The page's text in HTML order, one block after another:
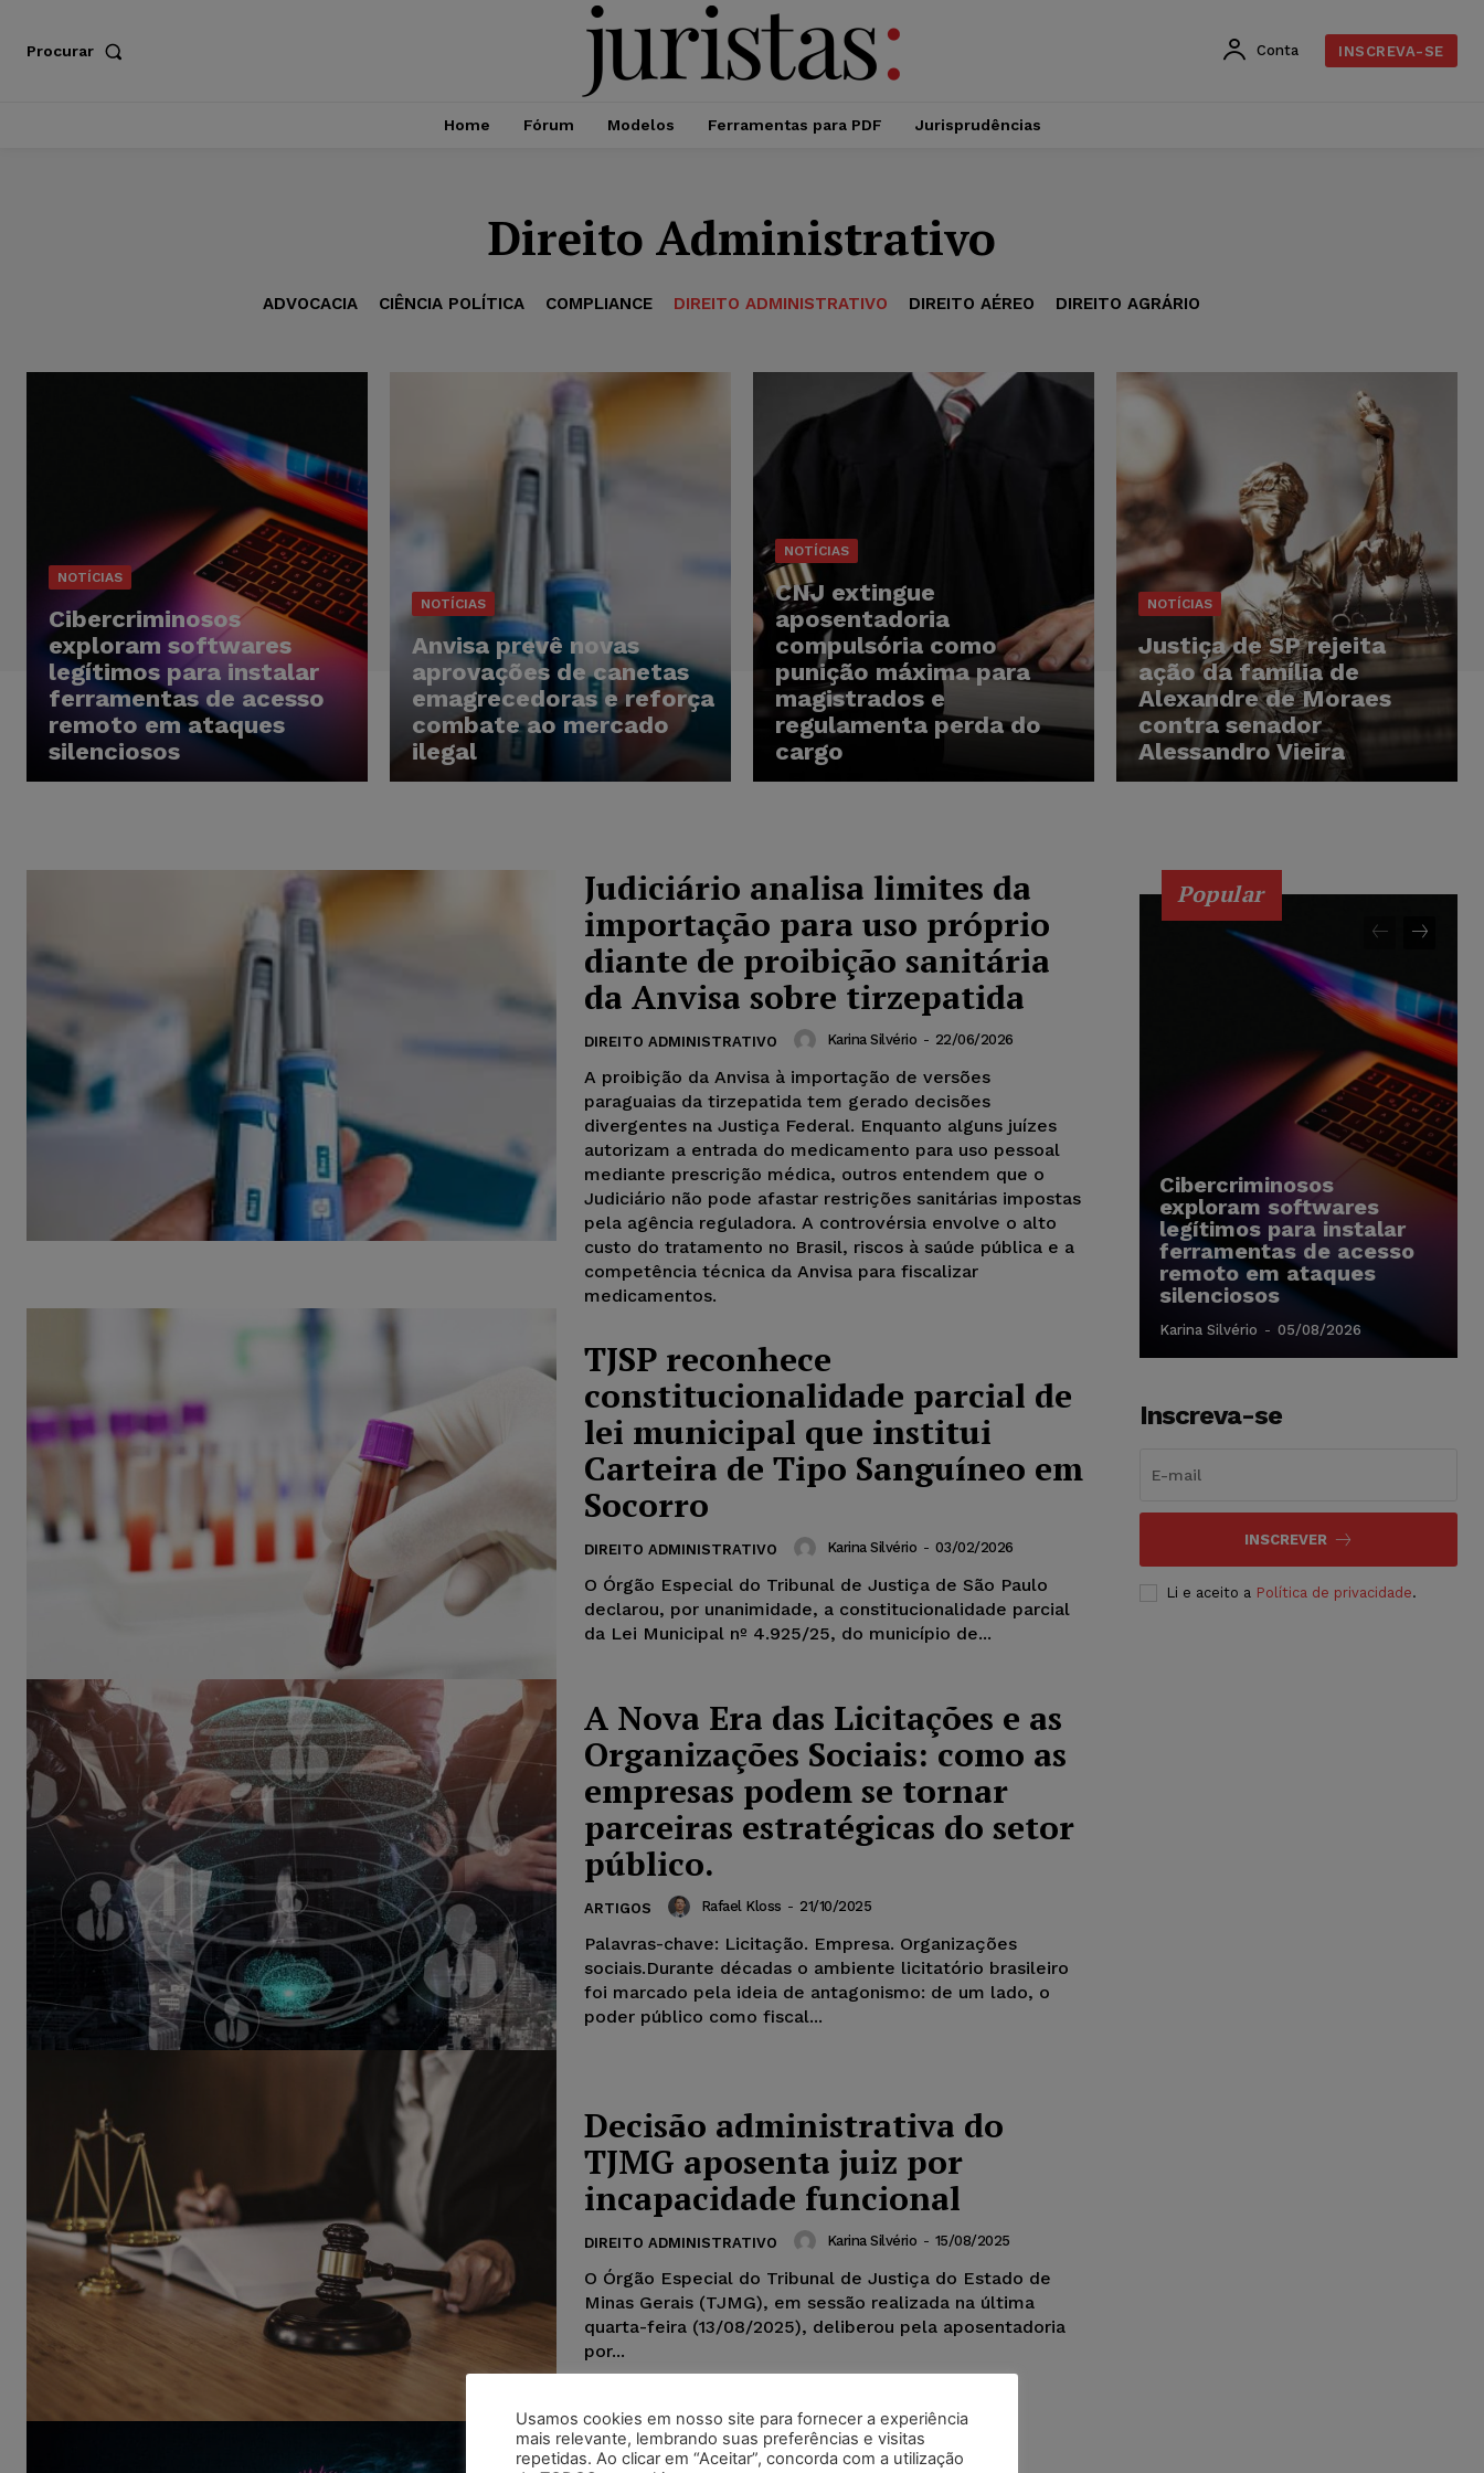
Procurar Conta INSCREVA-SE
Home Fórum Modelos Ferramentas para PDF Jurisprudências
Direito Administrativo
ADVOCACIA CIÊNCIA POLÍTICA COMPLIANCE DIREITO ADMINISTRATIVO DIREITO AÉREO DIREITO AGRÁRIO
NOTÍCIAS
Cibercriminosos
exploram softwares
legítimos para instalar
ferramentas de acesso
remoto em ataques
silenciosos
NOTÍCIAS
Anvisa prevê novas
aprovações de canetas
emagrecedoras e reforça
combate ao mercado
ilegal
NOTÍCIAS
CNJ extingue
aposentadoria
compulsória como
punição máxima para
magistrados e
regulamenta perda do
cargo
NOTÍCIAS
Justiça de SP rejeita
ação da família de
Alexandre de Moraes
contra senador
Alessandro Vieira
Judiciário analisa limites da
importação para uso próprio
diante de proibição sanitária
da Anvisa sobre tirzepatida
DIREITO ADMINISTRATIVO Karina Silvério - 22/06/2026
A proibição da Anvisa à importação de versões
paraguaias da tirzepatida tem gerado decisões
divergentes na Justiça Federal. Enquanto alguns juízes
autorizam a entrada do medicamento para uso pessoal
mediante prescrição médica, outros entendem que o
Judiciário não pode afastar restrições sanitárias impostas
pela agência reguladora. A controvérsia envolve o alto
custo do tratamento no Brasil, riscos à saúde pública e a
competência técnica da Anvisa para fiscalizar
medicamentos.
TJSP reconhece
constitucionalidade parcial de
lei municipal que institui
Carteira de Tipo Sanguíneo em
Socorro
DIREITO ADMINISTRATIVO Karina Silvério - 03/02/2026
O Órgão Especial do Tribunal de Justiça de São Paulo
declarou, por unanimidade, a constitucionalidade parcial
da Lei Municipal nº 4.925/25, do município de...
A Nova Era das Licitações e as
Organizações Sociais: como as
empresas podem se tornar
parceiras estratégicas do setor
público.
ARTIGOS Rafael Kloss - 21/10/2025
Palavras-chave: Licitação. Empresa. Organizações
sociais.Durante décadas o ambiente licitatório brasileiro
foi marcado pela ideia de antagonismo: de um lado, o
poder público como fiscal...
Decisão administrativa do
TJMG aposenta juiz por
incapacidade funcional
DIREITO ADMINISTRATIVO Karina Silvério - 15/08/2025
O Órgão Especial do Tribunal de Justiça do Estado de
Minas Gerais (TJMG), em sessão realizada na última
quarta-feira (13/08/2025), deliberou pela aposentadoria
por...
Popular
Cibercriminosos
exploram softwares
legítimos para instalar
ferramentas de acesso
remoto em ataques
silenciosos
Karina Silvério - 05/08/2026
Inscreva-se
INSCREVER
Li e aceito a Política de privacidade.
Usamos cookies em nosso site para fornecer a experiência
mais relevante, lembrando suas preferências e visitas
repetidas. Ao clicar em “Aceitar”, concorda com a utilização